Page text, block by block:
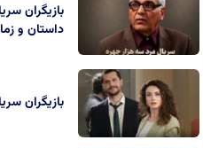
بازیگران
داستان و
بازیگران